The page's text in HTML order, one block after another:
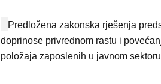
Predložena zakonska rješenja
doprinose privrednom rastu i
položaja zaposlenih u javnom